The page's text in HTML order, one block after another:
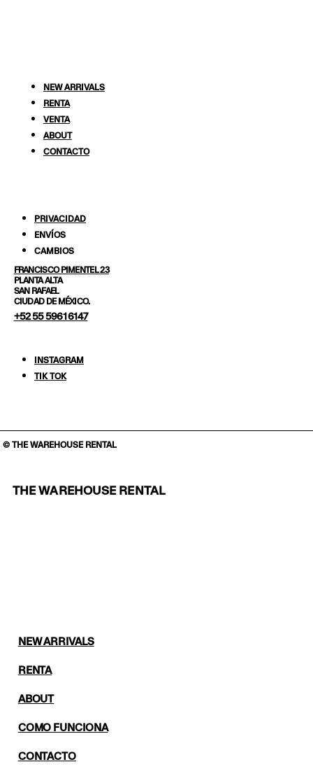
NEW ARRIVALS
RENTA
VENTA
ABOUT
CONTACTO
PRIVACIDAD
ENVÍOS
CAMBIOS
FRANCISCO PIMENTEL 23
PLANTA ALTA
SAN RAFAEL
CIUDAD DE MÉXICO.
+52 55 5961 6147
INSTAGRAM
TIK TOK
© THE WAREHOUSE RENTAL
THE WAREHOUSE RENTAL
NEW ARRIVALS
RENTA
ABOUT
COMO FUNCIONA
CONTACTO